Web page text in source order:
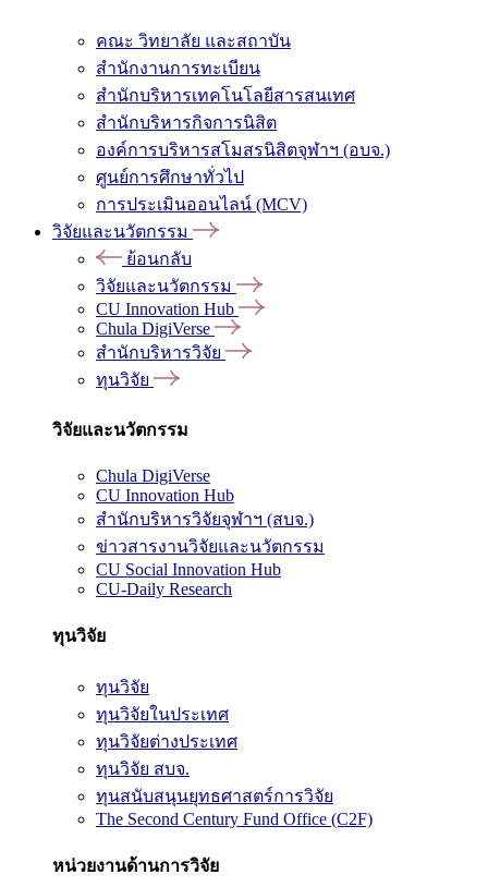
คณะ วิทยาลัย และสถาบัน
สำนักงานการทะเบียน
สำนักบริหารเทคโนโลยีสารสนเทศ
สำนักบริหารกิจการนิสิต
องค์การบริหารสโมสรนิสิตจุฬาฯ (อบจ.)
ศูนย์การศึกษาทั่วไป
การประเมินออนไลน์ (MCV)
วิจัยและนวัตกรรม
ย้อนกลับ
วิจัยและนวัตกรรม
CU Innovation Hub
Chula DigiVerse
สำนักบริหารวิจัย
ทุนวิจัย
วิจัยและนวัตกรรม
Chula DigiVerse
CU Innovation Hub
สำนักบริหารวิจัยจุฬาฯ (สบจ.)
ข่าวสารงานวิจัยและนวัตกรรม
CU Social Innovation Hub
CU-Daily Research
ทุนวิจัย
ทุนวิจัย
ทุนวิจัยในประเทศ
ทุนวิจัยต่างประเทศ
ทุนวิจัย สบจ.
ทุนสนับสนุนยุทธศาสตร์การวิจัย
The Second Century Fund Office (C2F)
หน่วยงานด้านการวิจัย